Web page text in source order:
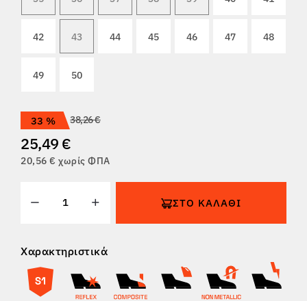
ΕΠΙΣΤΡΟΦΈΣ
42 43 44 45 46 47 48
49 50
33 % 38,26 €
25,49 €
20,56 € χωρίς ΦΠΑ
ΣΤΟ ΚΑΛΆΘΙ
Χαρακτηριστικά